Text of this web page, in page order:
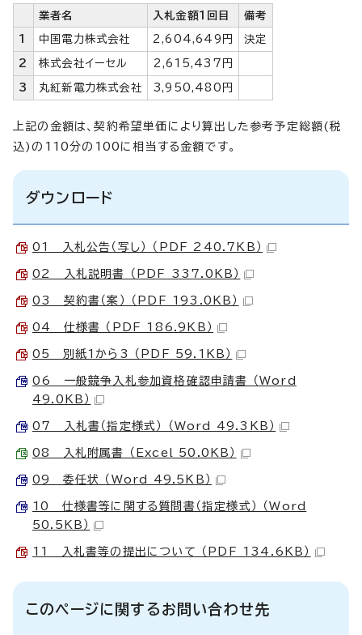
業者名 入札金額1回目 備考
1 中国電力株式会社 2,604,649円 決定
2 株式会社イーセル 2,615,437円
3 丸紅新電力株式会社 3,950,480円
上記の金額は、契約希望単価により算出した参考予定総額(税
込)の110分の100に相当する金額です。
ダウンロード
01 入札公告（写し） （PDF 240.7KB）
02 入札説明書 （PDF 337.0KB）
03 契約書（案） （PDF 193.0KB）
04 仕様書 （PDF 186.9KB）
05 別紙1から3 （PDF 59.1KB）
06 一般競争入札参加資格確認申請書 （Word
49.0KB）
07 入札書（指定様式） （Word 49.3KB）
08 入札附属書 （Excel 50.0KB）
09 委任状 （Word 49.5KB）
10 仕様書等に関する質問書（指定様式） （Word
50.5KB）
11 入札書等の提出について （PDF 134.6KB）
このページに関するお問い合わせ先